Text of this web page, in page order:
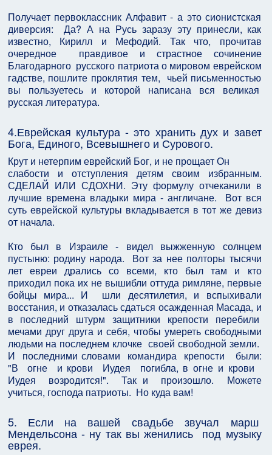
Получает первоклассник Алфавит - а это сионистская
диверсия: Да? А на Русь заразу эту принесли, как
известно, Кирилл и Мефодий. Так что, прочитав
очередное правдивое и страстное сочинение
Благодарного русского патриота о мировом еврейском
гадстве, пошлите проклятия тем, чьей письменностью
вы пользуетесь и которой написана вся великая
русская литература.
4.Еврейская культура - это хранить дух и завет
Бога, Единого, Всевышнего и Сурового.
Крут и нетерпим еврейский Бог, и не прощает Он
слабости и отступления детям своим избранным.
СДЕЛАЙ ИЛИ СДОХНИ. Эту формулу отчеканили в
лучшие времена владыки мира - англичане. Вот вся
суть еврейской культуры вкладывается в тот же девиз
от начала.
Кто был в Израиле - видел выжженную солнцем
пустыню: родину народа. Вот за нее полторы тысячи
лет евреи дрались со всеми, кто был там и кто
приходил пока их не вышибли оттуда римляне, первые
бойцы мира... И шли десятилетия, и вспыхивали
восстания, и отказалась сдаться осажденная Масада, и
в последний штурм защитники крепости перебили
мечами друг друга и себя, чтобы умереть свободными
людьми на последнем клочке своей свободной земли.
И последними словами командира крепости были:
"В огне и крови Иудея погибла, в огне и крови
Иудея возродится!". Так и произошло. Можете
учиться, господа патриоты. Но куда вам!
5. Если на вашей свадьбе звучал марш
Мендельсона - ну так вы женились под музыку
еврея.